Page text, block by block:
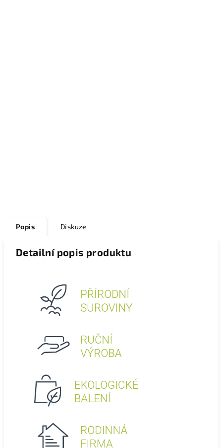
Popis Diskuze
Detailní popis produktu